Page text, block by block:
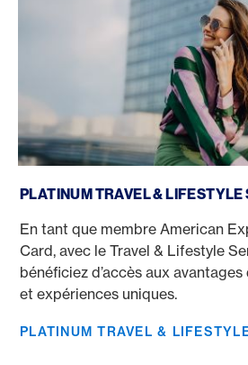
PLATINUM TRAVEL & LIFESTYLE
En tant que membre American
Card, avec le Travel & Lifestyle
bénéficiez d’accès aux
et expériences uniques.
PLATINUM TRAVEL &